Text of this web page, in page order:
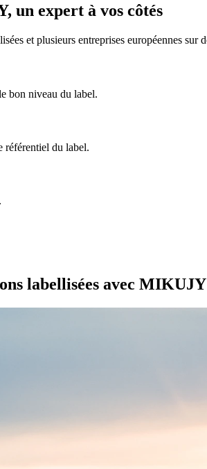
un expert à vos côtés
et plusieurs entreprises européennes sur
bon niveau du label.
référentiel du label.
labellisées avec MIKUJY